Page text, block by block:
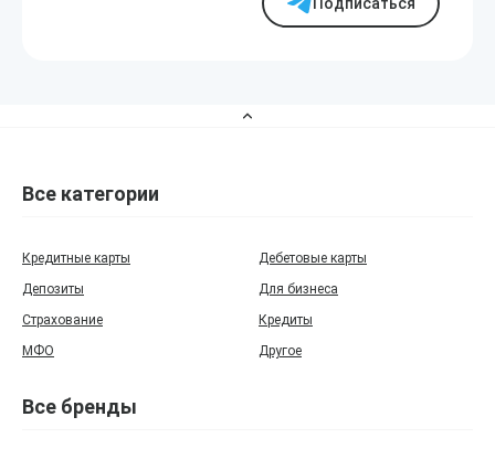
Все категории
Кредитные карты
Дебетовые карты
Депозиты
Для бизнеса
Страхование
Кредиты
МФО
Другое
Все бренды